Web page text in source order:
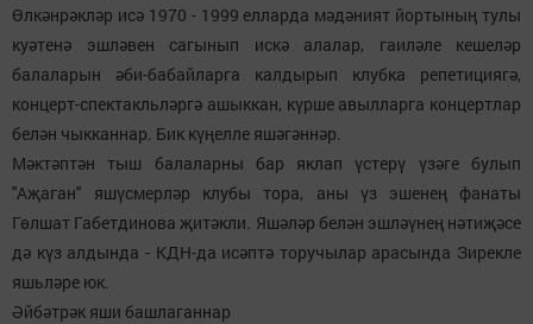
Өлкәнрәкләр исә 1970 - 1999 елларда мәдәният йортының тулы
куәтенә эшләвен сагынып искә алалар, гаиләле кешеләр
балаларын әби-бабайларга калдырып клубка репетициягә,
концерт-спектакльләргә ашыккан, күрше авылларга концертлар
белән чыкканнар. Бик күңелле яшәгәннәр.
Мәктәптән тыш балаларны бар яклап үстерү үзәге булып
"Аҗаган" яшүсмерләр клубы тора, аны үз эшенең фанаты
Гөлшат Габетдинова җитәкли. Яшәләр белән эшләүнең нәтиҗәсе
дә күз алдында - КДН-да исәптә торучылар арасында Зирекле
яшьләре юк.
Әйбәтрәк яши башлаганнар